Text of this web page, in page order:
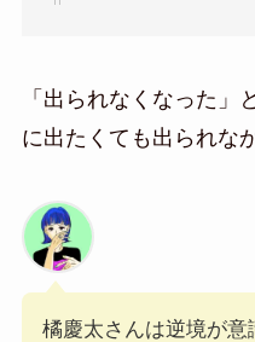
「出られなくなった」
に出たくても出られな
橘慶太さんは逆境が